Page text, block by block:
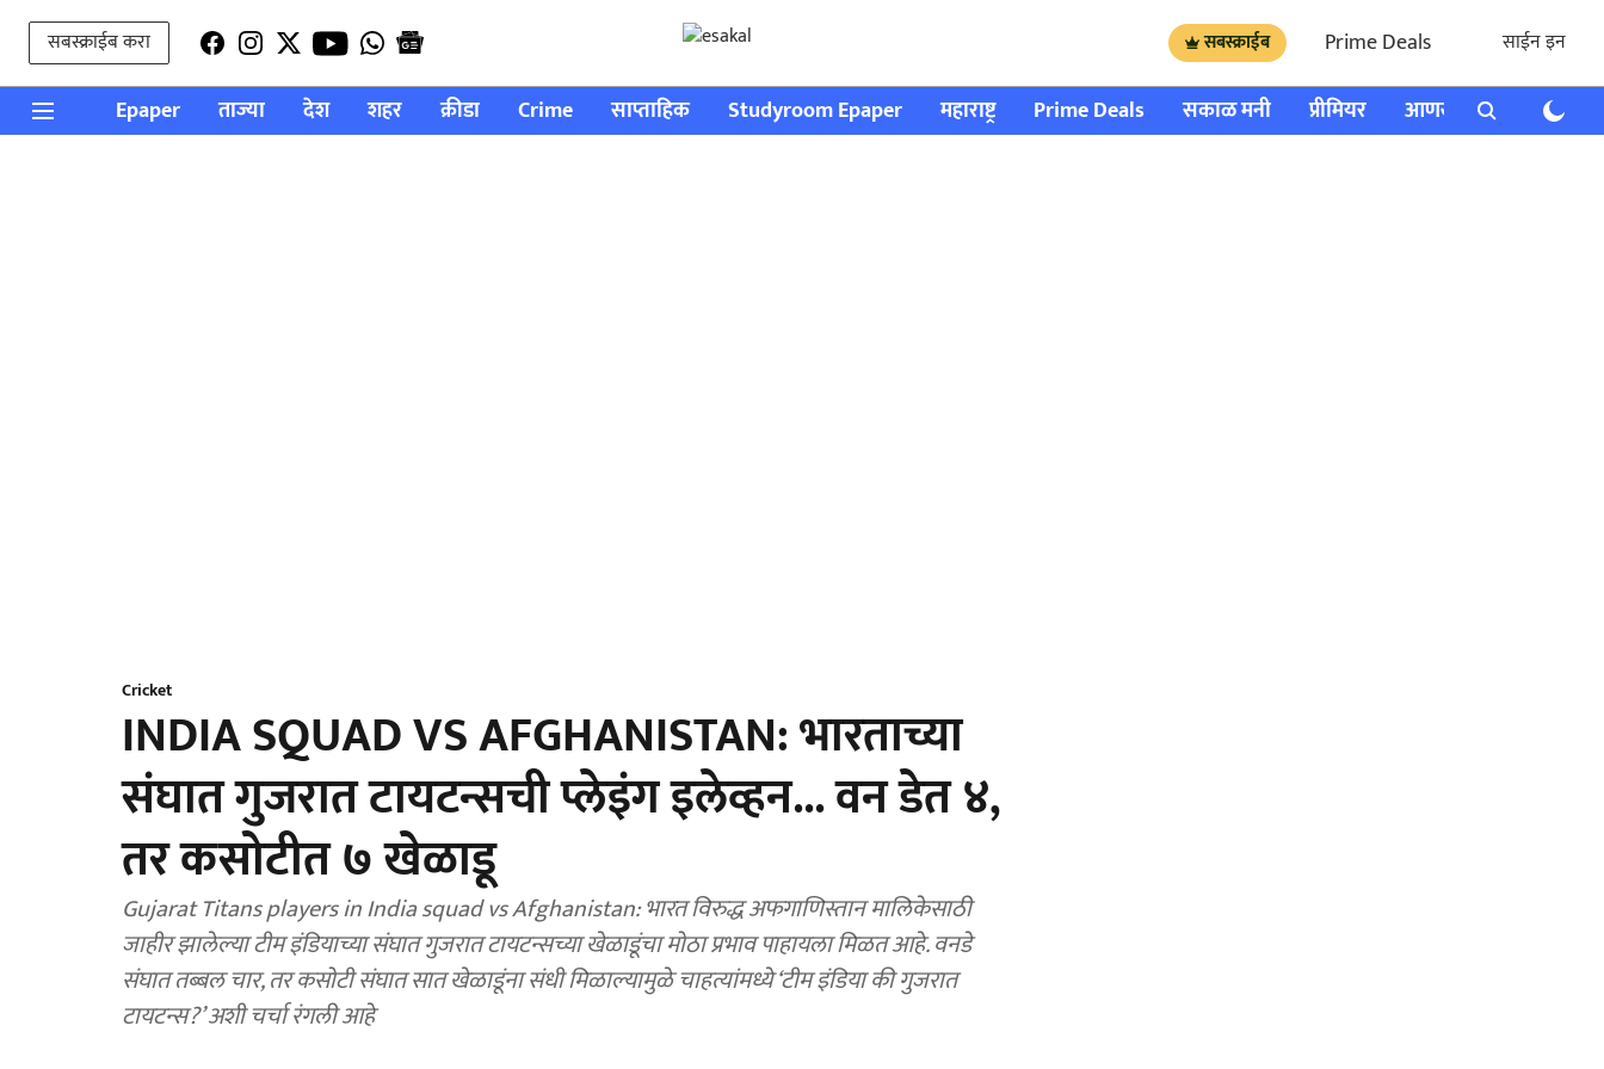
सबस्क्राईब करा सबस्क्राईब Prime Deals साईन इन
Epaper ताज्या देश शहर क्रीडा Crime साप्ताहिक Studyroom Epaper महाराष्ट्र Prime Deals सकाळ मनी प्रीमियर आणखी राशी भविष्य
Cricket
INDIA SQUAD VS AFGHANISTAN: भारताच्या
संघात गुजरात टायटन्सची प्लेइंग इलेव्हन... वन डेत ४,
तर कसोटीत ७ खेळाडू
Gujarat Titans players in India squad vs Afghanistan: भारत विरुद्ध अफगाणिस्तान मालिकेसाठी
जाहीर झालेल्या टीम इंडियाच्या संघात गुजरात टायटन्सच्या खेळाडूंचा मोठा प्रभाव पाहायला मिळत आहे. वनडे
संघात तब्बल चार, तर कसोटी संघात सात खेळाडूंना संधी मिळाल्यामुळे चाहत्यांमध्ये ‘टीम इंडिया की गुजरात
टायटन्स?’ अशी चर्चा रंगली आहे